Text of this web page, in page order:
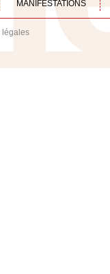
MANIFESTATIONS
légales